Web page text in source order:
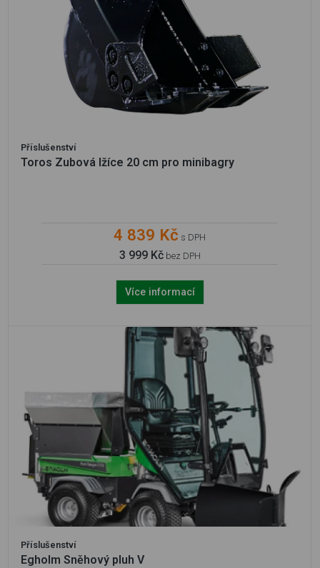
Příslušenství
Toros Zubová lžíce 20 cm pro minibagry
4 839 Kč s DPH
3 999 Kčbez DPH
Více informací
Příslušenství
Egholm Sněhový pluh V